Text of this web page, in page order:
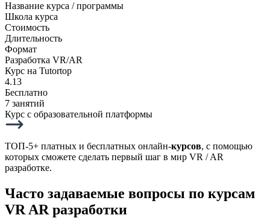
Название курса / программы
Школа курса
Стоимость
Длительность
Формат
Разработка VR/AR
Курс на Tutortop
4.13
Бесплатно
7 занятий
Курс с образовательной платформы
ТОП-5+ платных и бесплатных онлайн-курсов, с помощью
которых сможете сделать первый шаг в мир VR / AR
разработке.
Часто задаваемые вопросы по курсам
VR AR разработки